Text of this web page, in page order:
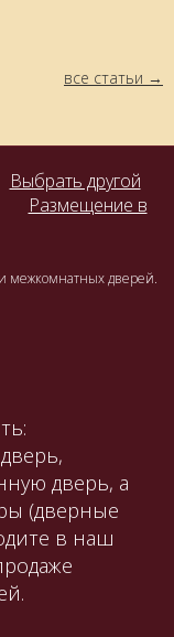
все статьи
Выбрать другой
Размещение в
межкомнатных дверей.
дверь, а
(дверные
в наш